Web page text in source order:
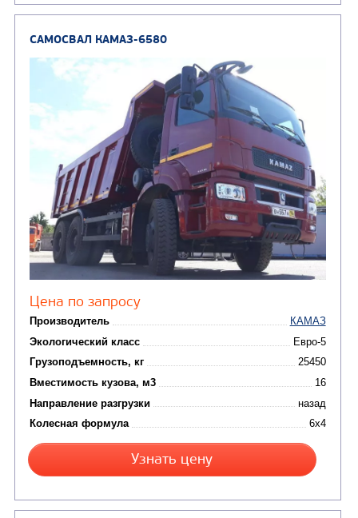
Узнать цену
САМОСВАЛ КАМАЗ-65222
Цена по запросу
Производитель
Грузоподъемность, кг